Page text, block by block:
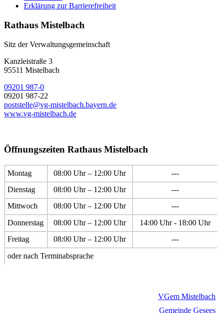
Erklärung zur Barrierefreiheit
Rathaus Mistelbach
Sitz der Verwaltungsgemeinschaft
Kanzleistraße 3
95511 Mistelbach
09201 987-0
09201 987-22
poststelle@vg-mistelbach.bayern.de
www.vg-mistelbach.de
Öffnungszeiten Rathaus Mistelbach
Montag 08:00 Uhr – 12:00 Uhr
---
Dienstag
08:00 Uhr – 12:00 Uhr
---
Mittwoch
08:00 Uhr – 12:00 Uhr
---
Donnerstag
08:00 Uhr – 12:00 Uhr
14:00 Uhr - 18:00 Uhr
Freitag
08:00 Uhr – 12:00 Uhr
---
oder nach Terminabsprache
VGem Mistelbach
Gemeinde Gesees